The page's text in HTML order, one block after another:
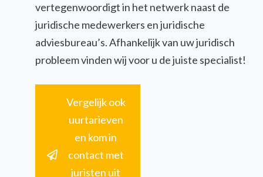
vertegenwoordigt in het netwerk naast de
juridische medewerkers en juridische
adviesbureau’s. Afhankelijk van uw juridisch
probleem vinden wij voor u de juiste specialist!
Vergelijk ook
uurtarieven
en kom in
contact met
juristen uit